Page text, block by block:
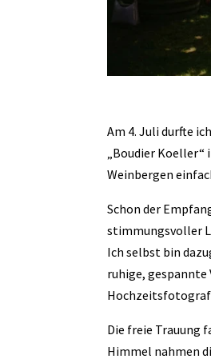
Am 4. Juli durfte
„Boudier
Weinbergen
Schon der
stimmungsvoller
Ich selbst bin
ruhige, gespannte
Die freie Trauung
Himmel nahmen